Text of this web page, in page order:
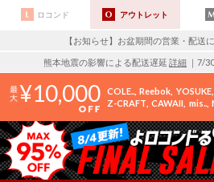
ロコンド アウトレット
【お知らせ】お盆期間の営業・配送
熊本地震の影響による配送遅延 詳細 ｜7/
10,000 COLE.. Reebok YOSUKE
Z-CRAFT CAWAII mis..